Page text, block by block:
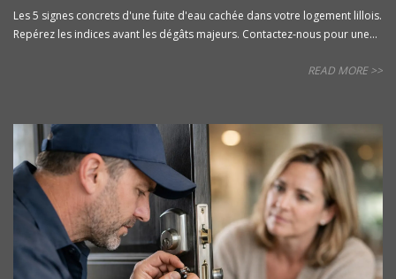
Les 5 signes concrets d'une fuite d'eau cachée dans votre logement lillois.
Repérez les indices avant les dégâts majeurs. Contactez-nous pour une...
READ MORE >>